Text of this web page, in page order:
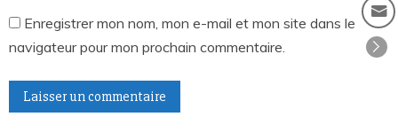
Enregistrer mon nom, mon e-mail et mon site dans le
navigateur pour mon prochain commentaire.